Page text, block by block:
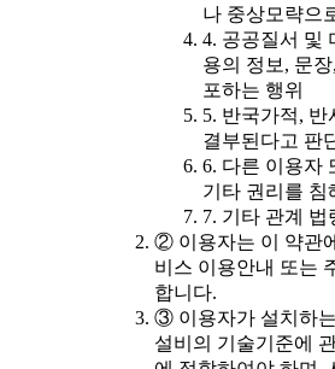
나 중상모략으
4. 공공질서 및
용의 정보, 문
포하는 행위
5. 반국가적,
결부된다고 판
6. 다른 이용자
기타 권리를 침
7. 기타 관계 법
② 이용자는 이 약관
비스 이용안내 또는
합니다.
③ 이용자가 설치하
설비의 기술기준에